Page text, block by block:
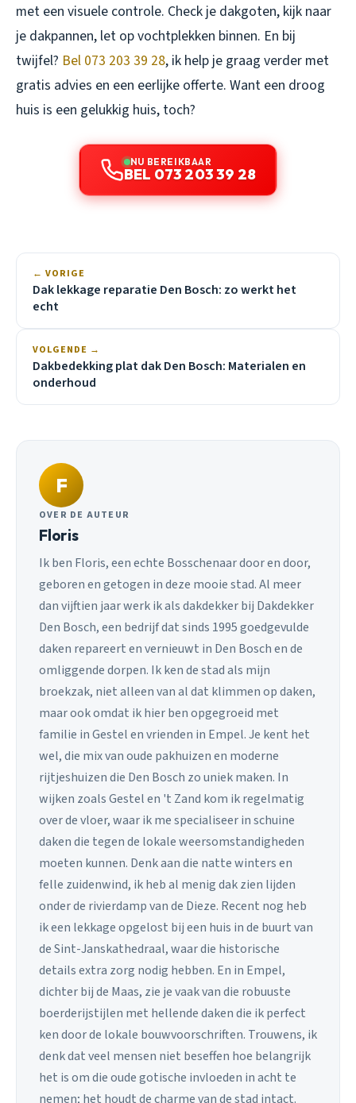
met een visuele controle. Check je dakgoten, kijk naar
je dakpannen, let op vochtplekken binnen. En bij
twijfel? Bel 073 203 39 28, ik help je graag verder met
gratis advies en een eerlijke offerte. Want een droog
huis is een gelukkig huis, toch?
NU BEREIKBAAR
BEL 073 203 39 28
← VORIGE
Dak lekkage reparatie Den Bosch: zo werkt het
echt
VOLGENDE →
Dakbedekking plat dak Den Bosch: Materialen en
onderhoud
F
OVER DE AUTEUR
Floris
Ik ben Floris, een echte Bosschenaar door en door,
geboren en getogen in deze mooie stad. Al meer
dan vijftien jaar werk ik als dakdekker bij Dakdekker
Den Bosch, een bedrijf dat sinds 1995 goedgevulde
daken repareert en vernieuwt in Den Bosch en de
omliggende dorpen. Ik ken de stad als mijn
broekzak, niet alleen van al dat klimmen op daken,
maar ook omdat ik hier ben opgegroeid met
familie in Gestel en vrienden in Empel. Je kent het
wel, die mix van oude pakhuizen en moderne
rijtjeshuizen die Den Bosch zo uniek maken. In
wijken zoals Gestel en 't Zand kom ik regelmatig
over de vloer, waar ik me specialiseer in schuine
daken die tegen de lokale weersomstandigheden
moeten kunnen. Denk aan die natte winters en
felle zuidenwind, ik heb al menig dak zien lijden
onder de rivierdamp van de Dieze. Recent nog heb
ik een lekkage opgelost bij een huis in de buurt van
de Sint-Janskathedraal, waar die historische
details extra zorg nodig hebben. En in Empel,
dichter bij de Maas, zie je vaak van die robuuste
boerderijstijlen met hellende daken die ik perfect
ken door de lokale bouwvoorschriften. Trouwens, ik
denk dat veel mensen niet beseffen hoe belangrijk
het is om die oude gotische invloeden in acht te
nemen; het houdt de charme van de stad intact.